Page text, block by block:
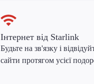
Інтернет від Starlink
Будьте на зв'язку і
сайти протягом усієї